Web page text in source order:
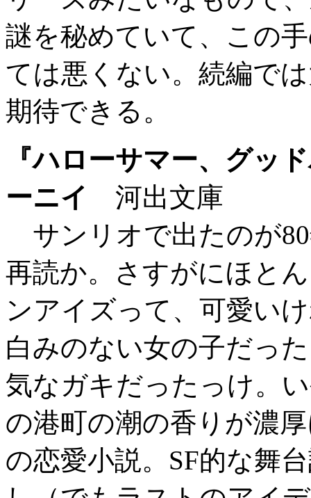
謎を秘めていて、この
ては悪くない。続編で
期待できる。
『ハローサマー、グッ
ーニイ
河出文庫
サンリオで出たのが
再読か。さすがにほと
ンアイズって、可愛い
白みのない女の子だっ
気なガキだったっけ。
の港町の潮の香りが濃
の恋愛小説。SF的な舞